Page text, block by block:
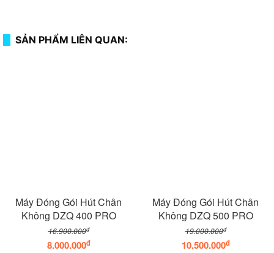
SẢN PHẨM LIÊN QUAN:
Máy Đóng Gói Hút Chân
Không DZQ 400 PRO
16.900.000đ
8.000.000đ
Máy Đóng Gói Hút Chân
Không DZQ 500 PRO
19.000.000đ
10.500.000đ